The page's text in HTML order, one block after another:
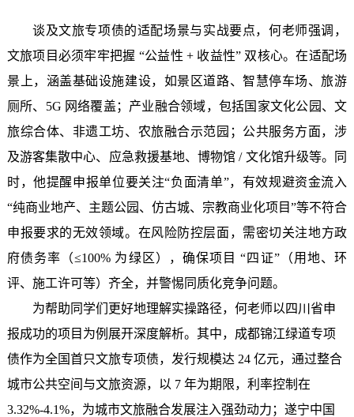
谈及文旅专项债的适配场景与实战要点，何老师强调，
文旅项目必须牢牢把握 “公益性 + 收益性” 双核心。在适配场
景上，涵盖基础设施建设，如景区道路、智慧停车场、旅游
厕所、5G 网络覆盖；产业融合领域，包括国家文化公园、文
旅综合体、非遗工坊、农旅融合示范园；公共服务方面，涉
及游客集散中心、应急救援基地、博物馆 / 文化馆升级等。同
时，他提醒申报单位要关注“负面清单”，有效规避资金流入
“纯商业地产、主题公园、仿古城、宗教商业化项目”等不符合
申报要求的无效领域。在风险防控层面，需密切关注地方政
府债务率（≤100% 为绿区），确保项目 “四证”（用地、环
评、施工许可等）齐全，并警惕同质化竞争问题。
为帮助同学们更好地理解实操路径，何老师以四川 省申
报成功的项目为例展开深度解析。 其中， 成都锦江绿道专项
债作为全国首只文旅专项债，发行规模达 24 亿元，通过整合
城市公共空间与文旅资源，以 7 年为期限，利率控制在
3.32%-4.1%，为城市文旅融合发展注入强劲动力；遂宁中国